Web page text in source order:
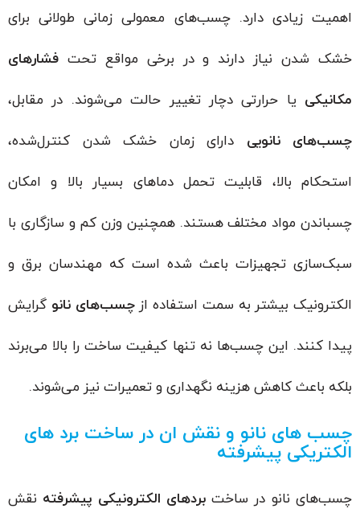
اهمیت زیادی دارد. چسب‌های معمولی زمانی طولانی برای
خشک شدن نیاز دارند و در برخی مواقع تحت فشارهای
مکانیکییا حرارتی دچار تغییر حالت می‌شوند. در مقابل،
چسب‌های نانوییدارای زمان خشک شدن کنترل‌شده،
استحکام بالا، قابلیت تحمل دماهای بسیار بالا و امکان
چسباندن مواد مختلف هستند. همچنین وزن کم و سازگاری با
سبک‌سازی تجهیزات باعث شده است که مهندسان برق و
الکترونیک بیشتر به سمت استفاده ازچسب‌های نانوگرایش
پیدا کنند. این چسب‌ها نه تنها کیفیت ساخت را بالا می‌برند
بلکه باعث کاهش هزینه نگهداری و تعمیرات نیز می‌شوند.
چسب های نانو و نقش ان در ساخت برد های
الکتریکی پیشرفته
چسب‌های نانو در ساخت بردهای الکترونیکی پیشرفتهنقش